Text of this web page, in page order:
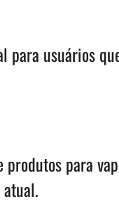
para usuários
para